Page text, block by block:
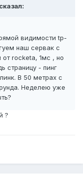
видимости tp-
наш сервак c
от rocketa, 1мс , но
страницу - пинг
В 50 метрах с
Неделею уже
?